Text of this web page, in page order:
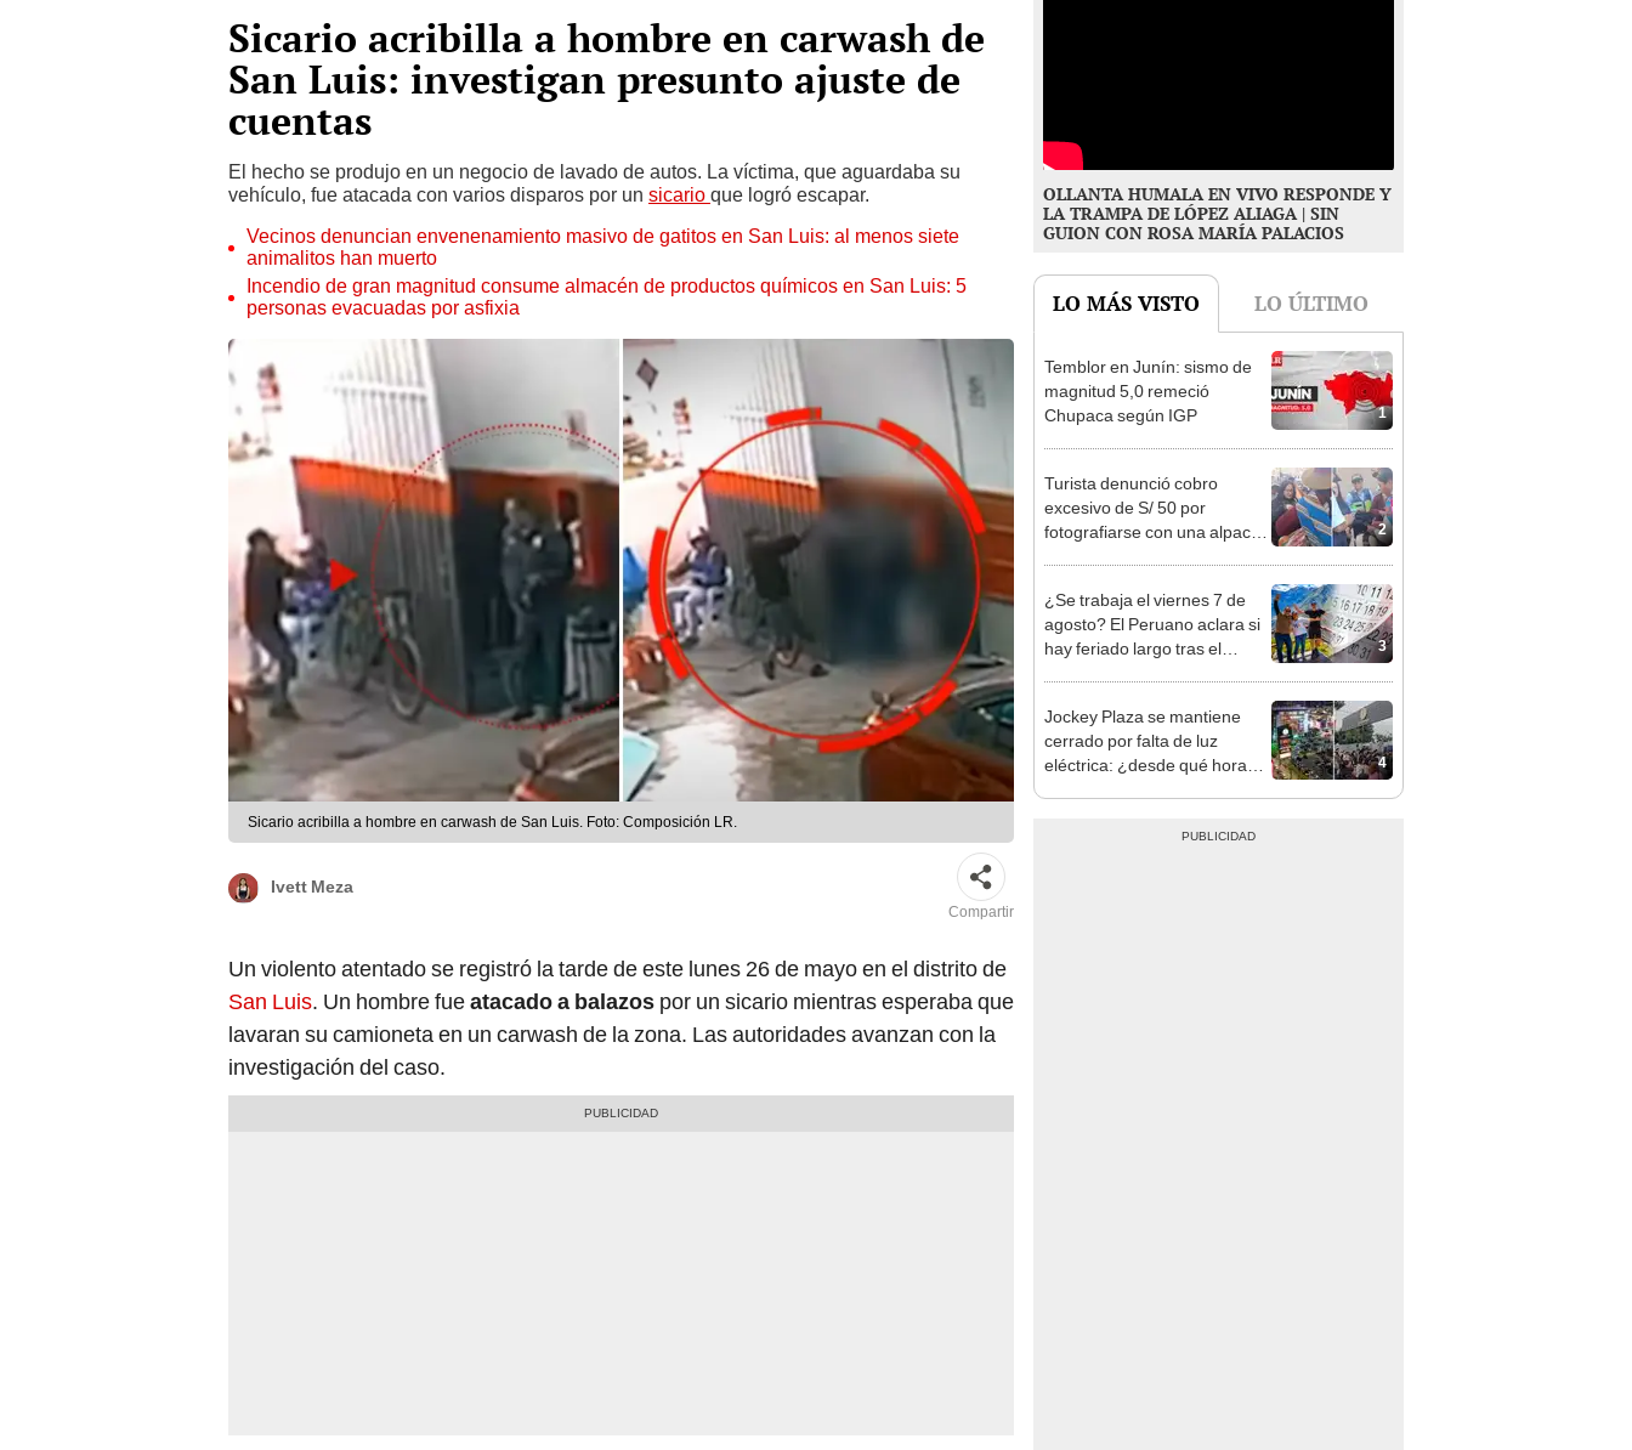
Sicario acribilla a hombre en carwash de
San Luis: investigan presunto ajuste de
cuentas
El hecho se produjo en un negocio de lavado de autos. La víctima, que aguardaba su
vehículo, fue atacada con varios disparos por un sicario que logró escapar.
Vecinos denuncian envenenamiento masivo de gatitos en San Luis: al menos siete
animalitos han muerto
Incendio de gran magnitud consume almacén de productos químicos en San Luis: 5
personas evacuadas por asfixia
Sicario acribilla a hombre en carwash de San Luis. Foto: Composición LR.
Ivett Meza
Compartir
Un violento atentado se registró la tarde de este lunes 26 de mayo en el distrito de
San Luis. Un hombre fueatacado a balazos por un sicario mientras esperaba que
lavaran su camioneta en un carwash de la zona. Las autoridades avanzan con la
investigación del caso.
OLLANTA HUMALA EN VIVO RESPONDE Y
LA TRAMPA DE LÓPEZ ALIAGA | SIN
GUION CON ROSA MARÍA PALACIOS
LO MÁS VISTO LO ÚLTIMO
1
Temblor en Junín: sismo de
magnitud 5,0 remeció
Chupaca según IGP
2
Turista denunció cobro
excesivo de S/ 50 por
fotografiarse con una alpaca
3
¿Se trabaja el viernes 7 de
agosto? El Peruano aclara si
hay feriado largo tras el
4
Jockey Plaza se mantiene
cerrado por falta de luz
eléctrica: ¿desde qué hora